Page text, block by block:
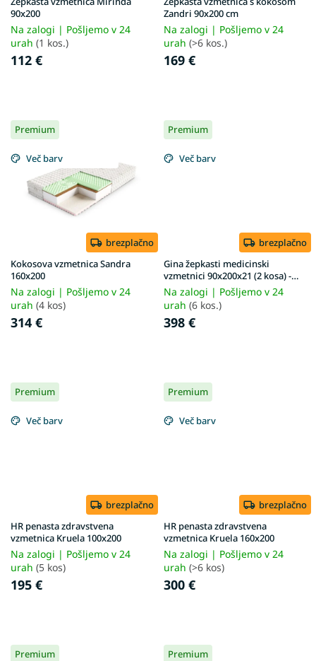
u
c
t
s
90x200
Na zalogi | Pošljemo v 24
urah (1 kos.)
112 €
Zandri 90x200 cm
Na zalogi | Pošljemo v 24
urah (>6 kos.)
169 €
Premium
Več barv
brezplačno
Kokosova vzmetnica Sandra
160x200
Na zalogi | Pošljemo v 24
urah (4 kos)
314 €
Premium
Več barv
brezplačno
Gina žepkasti medicinski
vzmetnici 90x200x21 (2 kosa) -
1+1
Na zalogi | Pošljemo v 24
urah (6 kos.)
398 €
Premium
Več barv
brezplačno
HR penasta zdravstvena
vzmetnica Kruela 100x200
Na zalogi | Pošljemo v 24
urah (5 kos)
195 €
Premium
Več barv
brezplačno
HR penasta zdravstvena
vzmetnica Kruela 160x200
Na zalogi | Pošljemo v 24
urah (>6 kos)
300 €
Premium Premium